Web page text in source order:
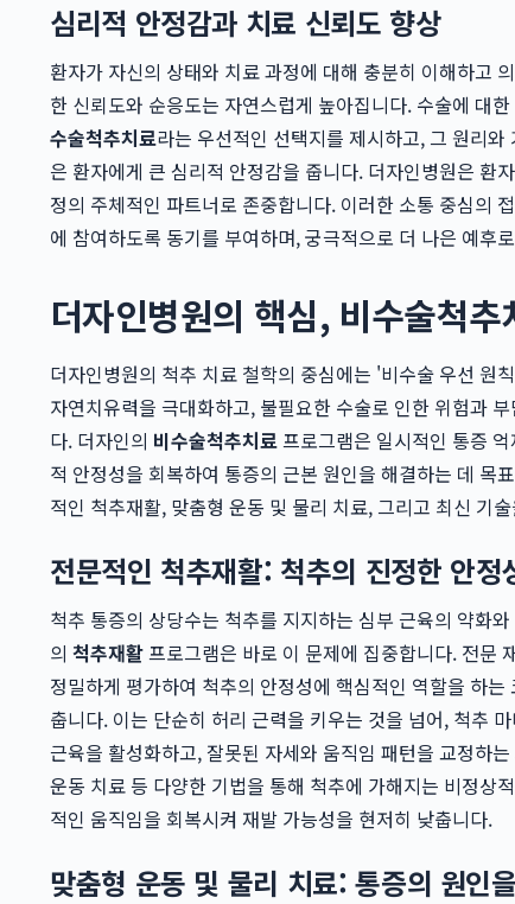
심리적 안정감과 치료 신뢰도 향상
환자가 자신의 상태와 치료 과정에 대해 충분히 이해하고
한 신뢰도와 순응도는 자연스럽게 높아집니다. 수술에 대
수술척추치료라는 우선적인 선택지를 제시하고, 그 원리
은 환자에게 큰 심리적 안정감을 줍니다. 더자인병원은 환
정의 주체적인 파트너로 존중합니다. 이러한 소통 중심의
에 참여하도록 동기를 부여하며, 궁극적으로 더 나은 예후
더자인병원의 핵심, 비수술척추
더자인병원의 척추 치료 철학의 중심에는 '비수술 우선 원
자연치유력을 극대화하고, 불필요한 수술로 인한 위험과
다. 더자인의 비수술척추치료프로그램은 일시적인 통증
적 안정성을 회복하여 통증의 근본 원인을 해결하는 데 목
적인 척추재활, 맞춤형 운동 및 물리 치료, 그리고 최신 기
전문적인 척추재활: 척추의 진정한 안정
척추 통증의 상당수는 척추를 지지하는 심부 근육의 약화
의 척추재활프로그램은 바로 이 문제에 집중합니다. 전문
정밀하게 평가하여 척추의 안정성에 핵심적인 역할을 하
춥니다. 이는 단순히 허리 근력을 키우는 것을 넘어, 척추
근육을 활성화하고, 잘못된 자세와 움직임 패턴을 교정하
운동 치료 등 다양한 기법을 통해 척추에 가해지는 비정상
적인 움직임을 회복시켜 재발 가능성을 현저히 낮춥니다.
맞춤형 운동 및 물리 치료: 통증의 원인